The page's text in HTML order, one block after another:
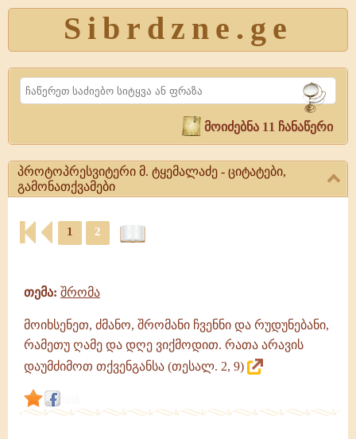
Sibrdzne.ge
Search
მოიძებნა 11 ჩანაწერი
პროტოპრესვიტერი მ. ტყემალაძე - ციტატები,
გამონათქვამები
ტყემალაძე
გამონათქვამები
ტყემალაძე
გამონათქვამები
1 2
თემა: შრომა
მოიხსენეთ, ძმანო, შრომანი ჩვენნი და რუდუნებანი,
რამეთუ ღამე და დღე ვიქმოდით. რათა არავის
დაუმძიმოთ თქვენგანსა (თესალ. 2, 9)